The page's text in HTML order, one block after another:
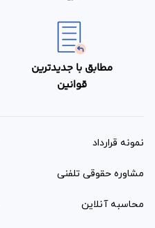
مطابق با جدیدترین
قوانین
نمونه قرارداد‌
مشاوره حقوقی تلفنی
محاسبه آنلاین